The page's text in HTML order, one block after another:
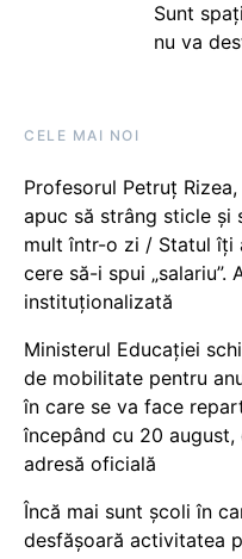
Sunt
nu va
CELE MAI NOI
Profesorul Petruț
apuc să strâng sticle și
mult într-o zi / Statul îți
cere să-i spui „salariu”.
instituționalizată
Ministerul Educației
de mobilitate pentru
în care se va face
începând cu 20
adresă oficială
Încă mai sunt școli în
desfășoară activitatea